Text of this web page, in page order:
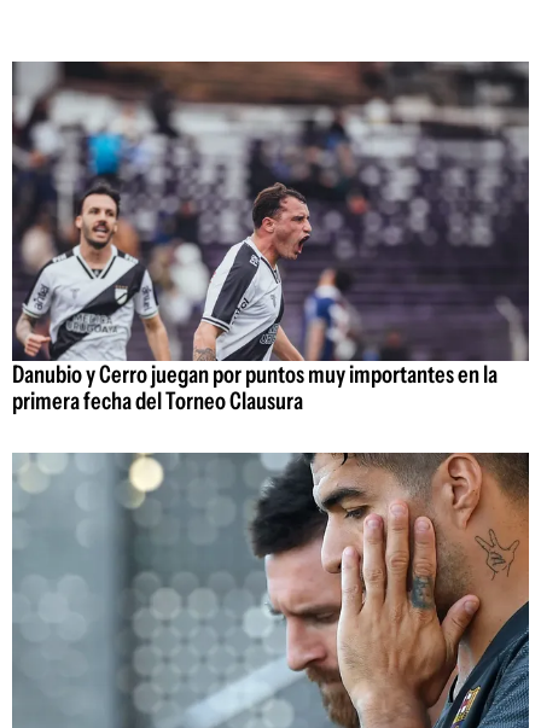
Danubio y Cerro juegan por puntos muy importantes en la
primera fecha del Torneo Clausura